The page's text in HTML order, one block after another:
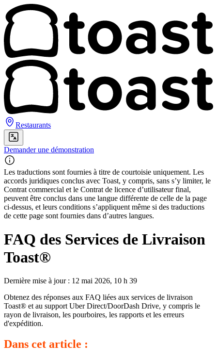
Restaurants
Demander une démonstration
Les traductions sont fournies à titre de courtoisie uniquement. Les
accords juridiques conclus avec Toast, y compris, sans s’y limiter, le
Contrat commercial et le Contrat de licence d’utilisateur final,
peuvent être conclus dans une langue différente de celle de la page
ci-dessus, et leurs conditions s’appliquent même si des traductions
de cette page sont fournies dans d’autres langues.
FAQ des Services de Livraison
Toast®
Dernière mise à jour : 12 mai 2026, 10 h 39
Obtenez des réponses aux FAQ liées aux services de livraison
Toast® et au support Uber Direct/DoorDash Drive, y compris le
rayon de livraison, les pourboires, les rapports et les erreurs
d'expédition.
Dans cet article :